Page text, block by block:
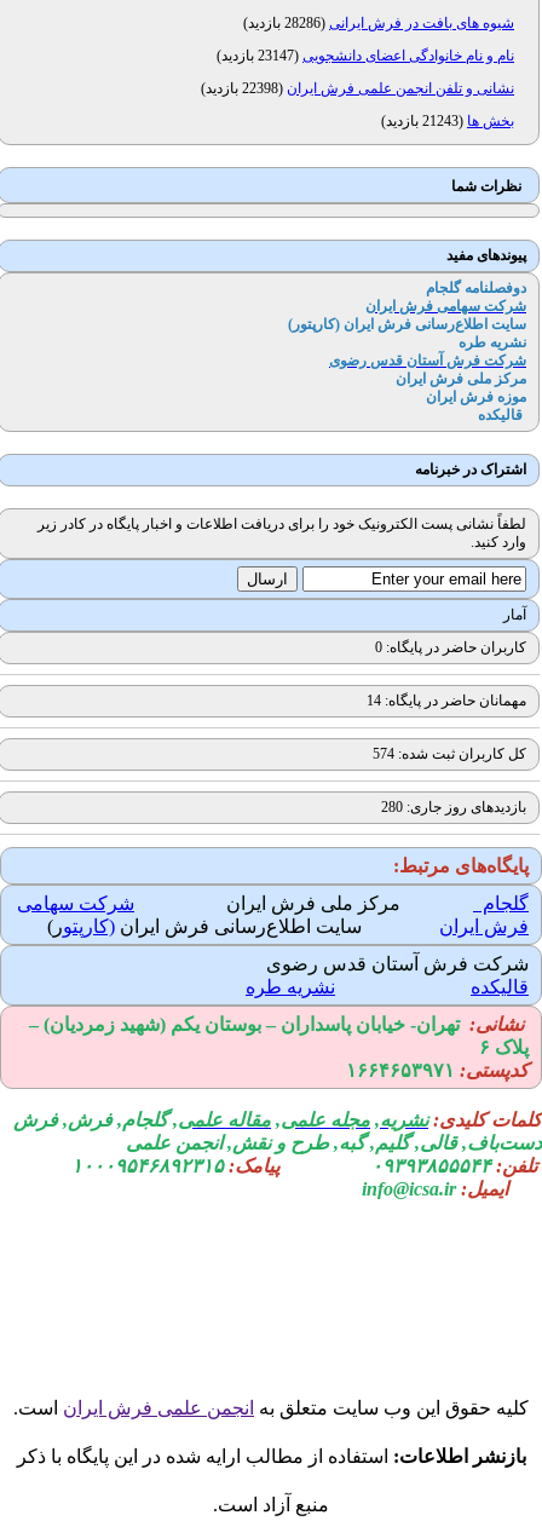
شیوه های بافت در فرش ایرانی( 28286 بازدید
)
نام و نام خانوادگی اعضای دانشجویی( 23147 بازدید
)
نشانی و تلفن انجمن علمی فرش ایران (22398 بازدید
)
بخش ها (21243 بازدید )
نظرات شما
پیوندهای مفید
دوفصلنامه گلجام
شرکت سهامی فرش ایران
سایت اطلاع‌رسانی فرش ایران (کارپتور)
نشریه طره
شرکت فرش آستان قدس رضوی
مرکز ملی فرش ایران
موزه فرش ایران
قالیکده
اشتراک در خبرنامه
لطفاً نشانی پست الکترونیک خود را برای دریافت اطلاعات و اخبار پایگاه در کادر زیر
وارد کنید.
آمار
کاربران حاضر در پایگاه: 0
مهمانان حاضر در پایگاه: 14
کل کاربران ثبت شده: 574
بازدیدهای روز جاری: 280
پایگاه‌های مرتبط:
گلجام
مرکز ملی فرش ایران
شرکت سهامی
فرش ایران سایت اطلاع‌رسانی فرش ایران(کارپتور)
شرکت فرش آستان قدس رضوی
قالیکده
نشریه طره
نشانی: تهران-خیابان پاسداران – بوستان یکم (شهید زمردیان) –
پلاک ۶
کدپستی:۱۶۶۴۶۵۳۹۷۱
کلیدی: نشریه,مجله علمی,مقاله علمی, گلجام, فرش, فرش
قالی, گلیم, گبه, طرح و نقش, انجمن علمی
۰۹۳۹۳۸۵۵۵۴۴ پیامک:
۱۰۰۰۹۵۴۶۸۹۲۳۱۵
ایمیل:info@icsa.ir
کلیه حقوق این وب سایت متعلق به انجمن علمی فرش ایران است.
بازنشر اطلاعات:استفاده از مطالب ارایه شده در این پایگاه با ذکر
منبع آزاد است.